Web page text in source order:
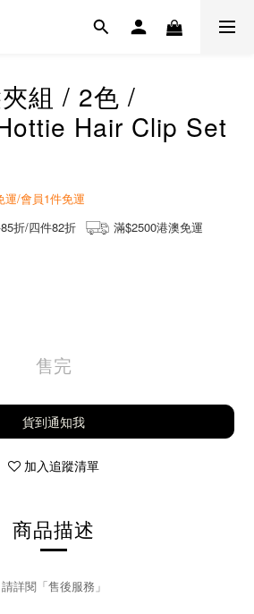
組 / 2色 /
Hair Clip Set
運/會員1件免運
折/四件82折
滿$2500港澳免運
售完
貨到通知我
加入追蹤清單
商品描述
詳閱「售後服務」